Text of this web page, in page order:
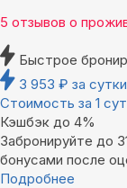
5 отзывов о
Быстрое
3 953 ₽ за сутки
Стоимость за 1
Кэшбэк до 4%
Забронируйте до
бонусами после
Подробнее